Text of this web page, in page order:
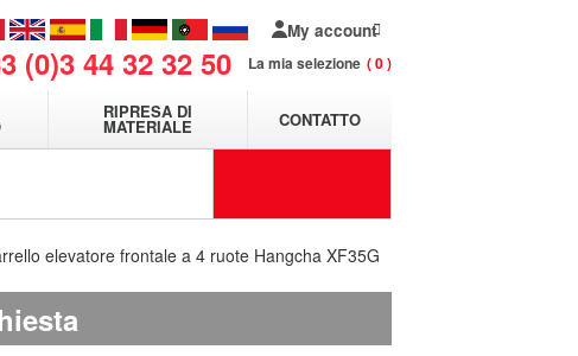
(0)3 44 32 32 50
My account
La mia selezione 0
RIPRESA DI
MATERIALE CONTATTO
elevatore frontale a 4 ruote Hangcha XF35G